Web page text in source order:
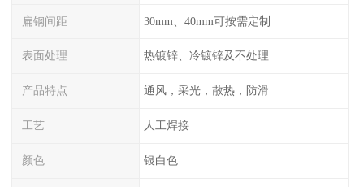
扁钢间距 30mm、40mm可按需定制
表面处理 热镀锌、冷镀锌及不处理
产品特点 通风，采光，散热，防滑
工艺 人工焊接
颜色 银白色